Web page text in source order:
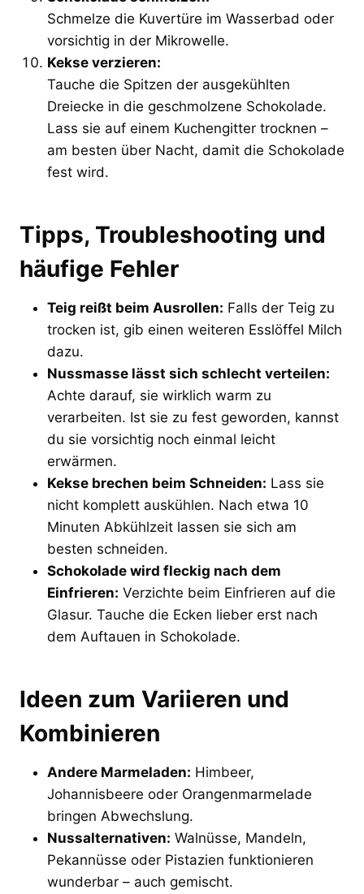
Schmelze die Kuvertüre im Wasserbad oder
vorsichtig in der Mikrowelle.
Kekse verzieren:
Tauche die Spitzen der ausgekühlten
Dreiecke in die geschmolzene Schokolade.
Lass sie auf einem Kuchengitter trocknen –
am besten über Nacht, damit die Schokolade
fest wird.
Tipps, Troubleshooting und
häufige Fehler
Teig reißt beim Ausrollen: Falls der Teig zu
trocken ist, gib einen weiteren Esslöffel Milch
dazu.
Nussmasse lässt sich schlecht verteilen:
Achte darauf, sie wirklich warm zu
verarbeiten. Ist sie zu fest geworden, kannst
du sie vorsichtig noch einmal leicht
erwärmen.
Kekse brechen beim Schneiden: Lass sie
nicht komplett auskühlen. Nach etwa 10
Minuten Abkühlzeit lassen sie sich am
besten schneiden.
Schokolade wird fleckig nach dem
Einfrieren: Verzichte beim Einfrieren auf die
Glasur. Tauche die Ecken lieber erst nach
dem Auftauen in Schokolade.
Ideen zum Variieren und
Kombinieren
Andere Marmeladen: Himbeer,
Johannisbeere oder Orangenmarmelade
bringen Abwechslung.
Nussalternativen: Walnüsse, Mandeln,
Pekannüsse oder Pistazien funktionieren
wunderbar – auch gemischt.